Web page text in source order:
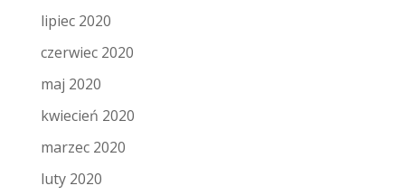
lipiec 2020
czerwiec 2020
maj 2020
kwiecień 2020
marzec 2020
luty 2020